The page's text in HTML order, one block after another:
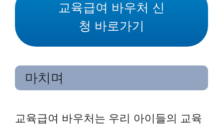
교육급여 바우처 신
청 바로가기
마치며
교육급여 바우처는 우리 아이들의 교육